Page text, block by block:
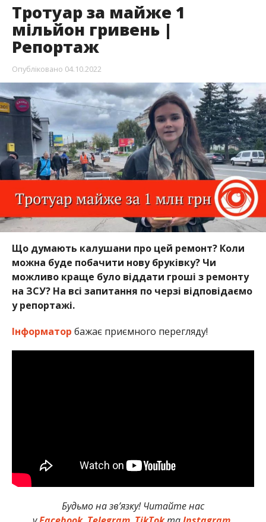
Тротуар за майже 1
мільйон гривень |
Репортаж
Опубліковано 04.10.2022
Що думають калушани про цей ремонт? Коли
можна буде побачити нову бруківку? Чи
можливо краще було віддати гроші з ремонту
на ЗСУ? На всі запитання по черзі відповідаємо
у репортажі.
Інформатор бажає приємного перегляду!
Будьмо на зв’язку! Читайте нас